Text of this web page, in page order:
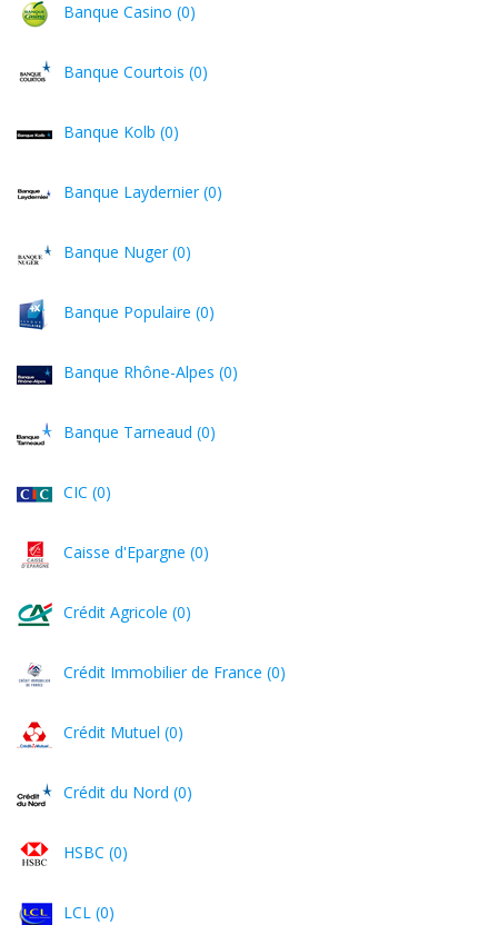
Banque Casino (0)
Banque Courtois (0)
Banque Kolb (0)
Banque Laydernier (0)
Banque Nuger (0)
Banque Populaire (0)
Banque Rhône-Alpes (0)
Banque Tarneaud (0)
CIC (0)
Caisse d'Epargne (0)
Crédit Agricole (0)
Crédit Immobilier de France (0)
Crédit Mutuel (0)
Crédit du Nord (0)
HSBC (0)
LCL (0)